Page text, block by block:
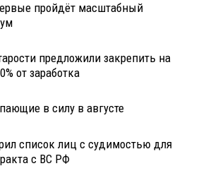
пройдёт масштабный
предложили закрепить на
от заработка
в силу в августе
список лиц с судимостью для
с ВС РФ